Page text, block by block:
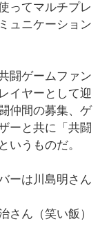
ってマルチプレ
ュニケーション
闘ゲームファン
イヤーとして迎
仲間の募集、ゲ
ーと共に「共闘
いうものだ。
ーは川島明さん
さん（笑い飯）